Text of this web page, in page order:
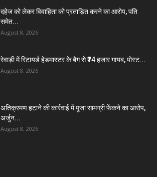
दहेज को लेकर विवाहिता को प्रताड़ित करने का आरोप, पति
समेत...
August 8, 2026
रेवाड़ी में रिटायर्ड हेडमास्टर के बैग से ₹74 हजार गायब, पोस्ट...
August 8, 2026
अतिक्रमण हटाने की कार्रवाई में पूजा सामग्री फेंकने का आरोप,
अर्जुन...
August 8, 2026